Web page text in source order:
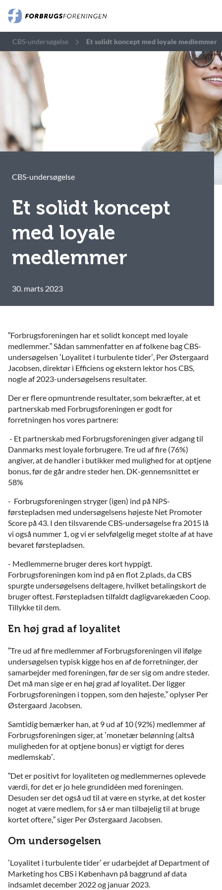
CBS-undersøgelse Et solidt koncept med loyale medlemmer
CBS-undersøgelse
Et solidt koncept
med loyale
medlemmer
30. marts 2023
”Forbrugsforeningen har et solidt koncept med loyale
medlemmer.” Sådan sammenfatter en af folkene bag CBS-
undersøgelsen ’Loyalitet i turbulente tider’, Per Østergaard
Jacobsen, direktør i Efficiens og ekstern lektor hos CBS,
nogle af 2023-undersøgelsens resultater.
Der er flere opmuntrende resultater, som bekræfter, at et
partnerskab med Forbrugsforeningen er godt for
forretningen hos vores partnere:
- Et partnerskab med Forbrugsforeningen giver adgang til
Danmarks mest loyale forbrugere. Tre ud af fire (76%)
angiver, at de handler i butikker med mulighed for at optjene
bonus, før de går andre steder hen. DK-gennemsnittet er
58%
- Forbrugsforeningen stryger (igen) ind på NPS-
førstepladsen med undersøgelsens højeste Net Promoter
Score på 43. I den tilsvarende CBS-undersøgelse fra 2015 lå
vi også nummer 1, og vi er selvfølgelig meget stolte af at have
bevaret førstepladsen.
- Medlemmerne bruger deres kort hyppigt.
Forbrugsforeningen kom ind på en flot 2.plads, da CBS
spurgte undersøgelsens deltagere, hvilket betalingskort de
bruger oftest. Førstepladsen tilfaldt dagligvarekæden Coop.
Tillykke til dem.
En høj grad af loyalitet
”Tre ud af fire medlemmer af Forbrugsforeningen vil ifølge
undersøgelsen typisk kigge hos en af de forretninger, der
samarbejder med foreningen, før de ser sig om andre steder.
Det må man sige er en høj grad af loyalitet. Der ligger
Forbrugsforeningen i toppen, som den højeste,” oplyser Per
Østergaard Jacobsen.
Samtidig bemærker han, at 9 ud af 10 (92%) medlemmer af
Forbrugsforeningen siger, at ’monetær belønning (altså
muligheden for at optjene bonus) er vigtigt for deres
medlemskab’.
”Det er positivt for loyaliteten og medlemmernes oplevede
værdi, for det er jo hele grundidéen med foreningen.
Desuden ser det også ud til at være en styrke, at det koster
noget at være medlem, for så er man tilbøjelig til at bruge
kortet oftere,” siger Per Østergaard Jacobsen.
Om undersøgelsen
’Loyalitet i turbulente tider’ er udarbejdet af Department of
Marketing hos CBS i København på baggrund af data
indsamlet december 2022 og januar 2023.